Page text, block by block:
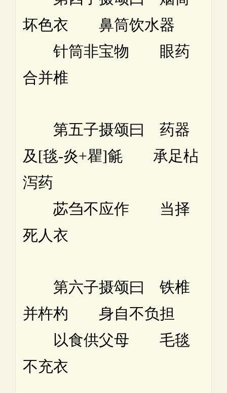
坏色衣 鼻筒饮水器
针筒非宝物 眼药
合并椎
第五子摄颂曰 药器
及[毯-炎+瞿]毹 承足枮
泻药
苾刍不应作 当择
死人衣
第六子摄颂曰 铁椎
并杵杓 身自不负担
以食供父母 毛毯
不充衣